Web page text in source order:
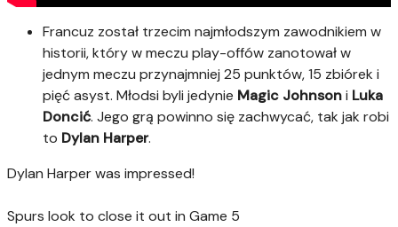
Francuz został trzecim najmłodszym zawodnikiem w
historii, który w meczu play-offów zanotował w
jednym meczu przynajmniej 25 punktów, 15 zbiórek i
pięć asyst. Młodsi byli jedynie Magic Johnsoni Luka
Doncić. Jego grą powinno się zachwycać, tak jak robi
to Dylan Harper.
Dylan Harper was impressed!
Spurs look to close it out in Game 5